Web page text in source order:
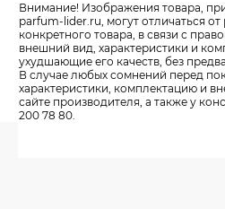
Внимание! Изображения товара,
parfum-lider.ru, могут отличаться
конкретного товара, в связи с
внешний вид, характеристики и
ухудшающие его качеств, без
В случае любых сомнений перед
характеристики, комплектацию и
сайте производителя, а также у
200 78 80.